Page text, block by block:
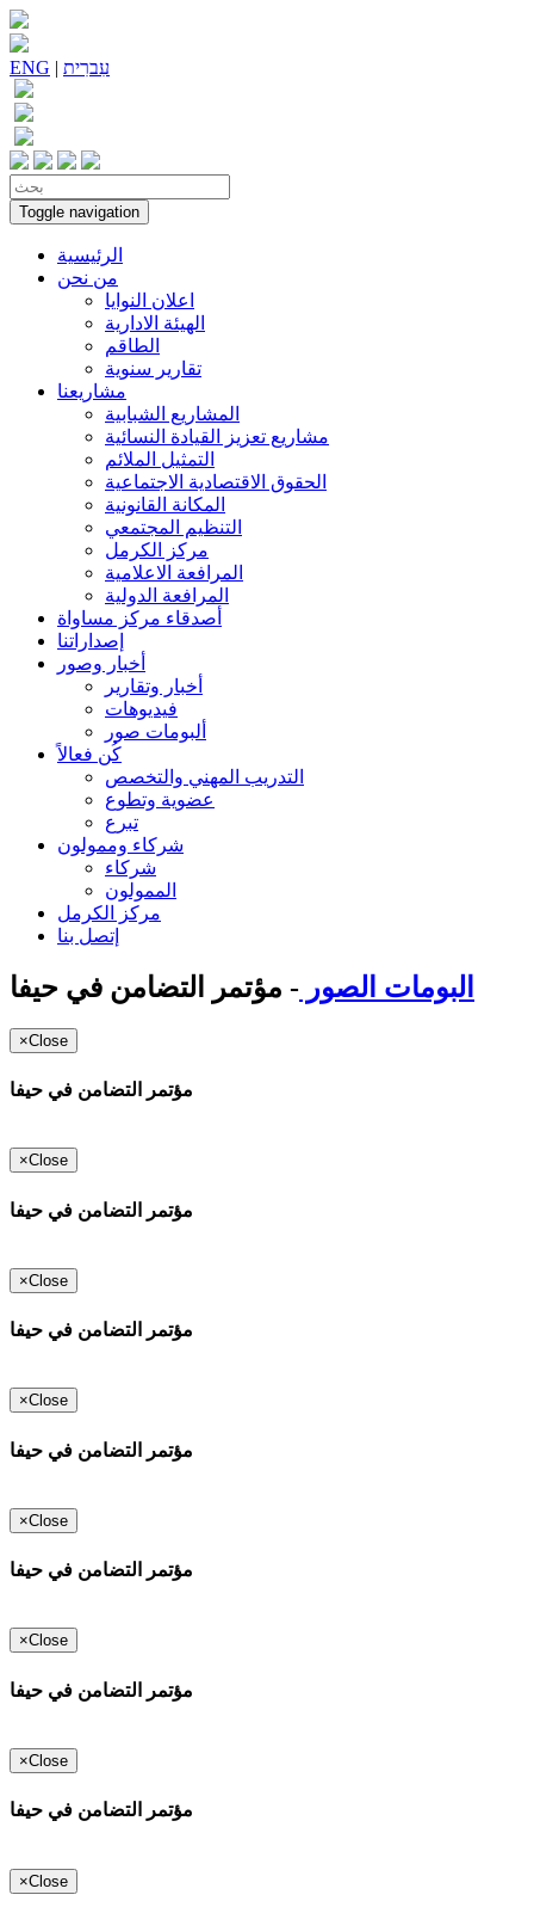
ENG | עִברִית
Toggle navigation
الرئيسية
من نحن
اعلان النوايا
الهيئة الادارية
الطاقم
تقارير سنوية
مشاريعنا
المشاريع الشبابية
مشاريع تعزيز القيادة النسائية
التمثيل الملائم
الحقوق الاقتصادية الاجتماعية
المكانة القانونية
التنظيم المجتمعي
مركز الكرمل
المرافعة الاعلامية
المرافعة الدولية
أصدقاء مركز مساواة
إصداراتنا
أخبار وصور
أخبار وتقارير
فيديوهات
ألبومات صور
كُن فعالاً
التدريب المهني والتخصص
عضوية وتطوع
تبرع
شركاء وممولون
شركاء
الممولون
مركز الكرمل
إتصل بنا
البومات الصور - مؤتمر التضامن في حيفا
×Close
مؤتمر التضامن في حيفا
×Close
مؤتمر التضامن في حيفا
×Close
مؤتمر التضامن في حيفا
×Close
مؤتمر التضامن في حيفا
×Close
مؤتمر التضامن في حيفا
×Close
مؤتمر التضامن في حيفا
×Close
مؤتمر التضامن في حيفا
×Close